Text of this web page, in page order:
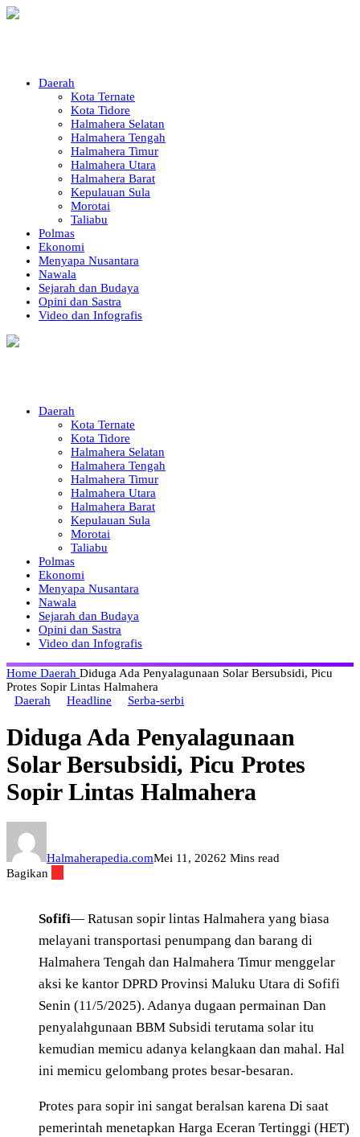
Daerah
Kota Ternate
Kota Tidore
Halmahera Selatan
Halmahera Tengah
Halmahera Timur
Halmahera Utara
Halmahera Barat
Kepulauan Sula
Morotai
Taliabu
Polmas
Ekonomi
Menyapa Nusantara
Nawala
Sejarah dan Budaya
Opini dan Sastra
Video dan Infografis
Daerah
Kota Ternate
Kota Tidore
Halmahera Selatan
Halmahera Tengah
Halmahera Timur
Halmahera Utara
Halmahera Barat
Kepulauan Sula
Morotai
Taliabu
Polmas
Ekonomi
Menyapa Nusantara
Nawala
Sejarah dan Budaya
Opini dan Sastra
Video dan Infografis
Home Daerah Diduga Ada Penyalagunaan Solar Bersubsidi, Picu
Protes Sopir Lintas Halmahera
Daerah
Headline Serba-serbi
Diduga Ada Penyalagunaan
Solar Bersubsidi, Picu Protes
Sopir Lintas Halmahera
Halmaherapedia.comMei 11, 20262 Mins read
Bagikan
Sofifi— Ratusan sopir lintas Halmahera yang biasa
melayani transportasi penumpang dan barang di
Halmahera Tengah dan Halmahera Timur menggelar
aksi ke kantor DPRD Provinsi Maluku Utara di Sofifi
Senin (11/5/2025). Adanya dugaan permainan Dan
penyalahgunaan BBM Subsidi terutama solar itu
kemudian memicu adanya kelangkaan dan mahal. Hal
ini memicu gelombang protes besar-besaran.
Protes para sopir ini sangat beralsan karena Di saat
pemerintah menetapkan Harga Eceran Tertinggi (HET)